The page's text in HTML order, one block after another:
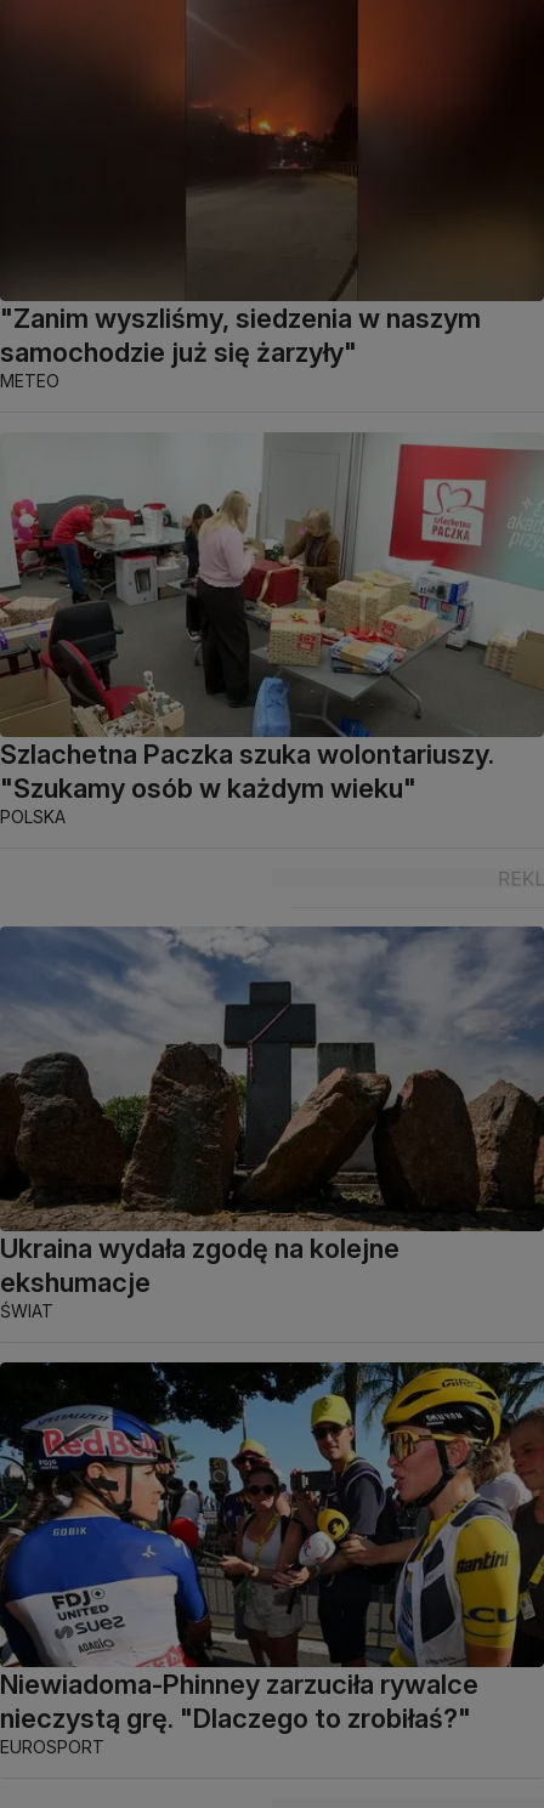
"Zanim wyszliśmy, siedzenia w naszym
samochodzie już się żarzyły"
METEO
Szlachetna Paczka szuka wolontariuszy.
"Szukamy osób w każdym wieku"
POLSKA
Ukraina wydała zgodę na kolejne
ekshumacje
ŚWIAT
Niewiadoma-Phinney zarzuciła rywalce
nieczystą grę. "Dlaczego to zrobiłaś?"
EUROSPORT